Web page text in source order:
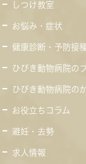
しつけ教室
お悩み・症状
健康診断・予防接
ひびき動物病院の
ひびき動物病院の
お役立ちコラム
避妊・去勢
求人情報